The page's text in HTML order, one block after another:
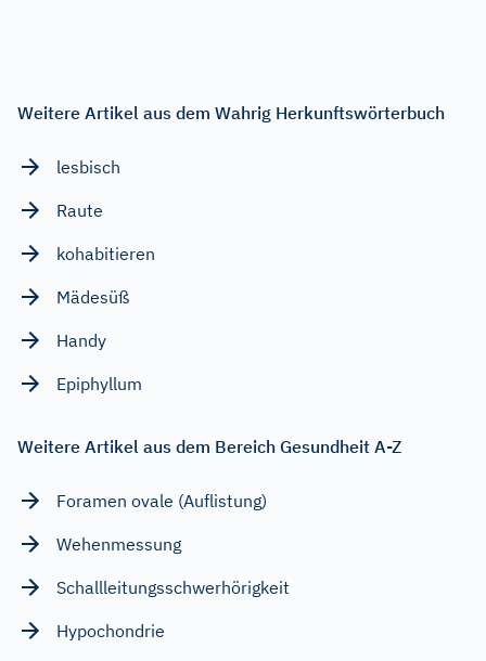
Weitere Artikel aus dem Wahrig Herkunftswörterbuch
lesbisch
Raute
kohabitieren
Mädesüß
Handy
Epiphyllum
Weitere Artikel aus dem Bereich Gesundheit A-Z
Foramen ovale (Auflistung)
Wehenmessung
Schallleitungsschwerhörigkeit
Hypochondrie